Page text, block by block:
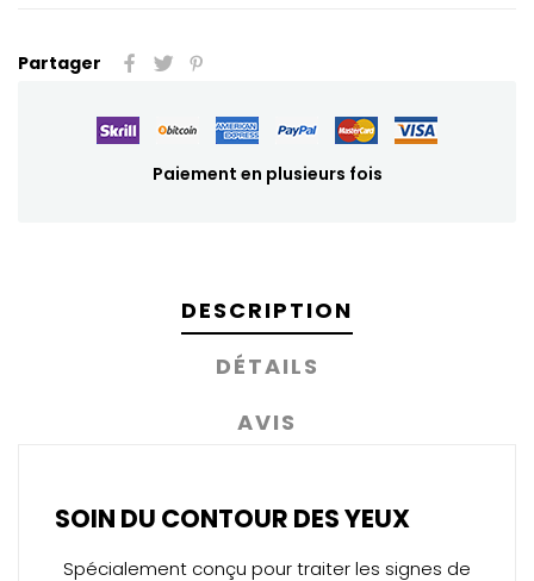
Partager
Paiement en plusieurs fois
DESCRIPTION
DÉTAILS
AVIS
SOIN DU CONTOUR DES YEUX
Spécialement conçu pour traiter les signes de